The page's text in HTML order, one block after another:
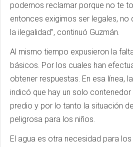
podemos reclamar porque no te
entonces exigimos ser legales, no
la ilegalidad”, continuó Guzmán.
Al mismo tiempo expusieron la
básicos. Por los cuales han
obtener respuestas. En esa línea,
indicó que hay un solo
predio y por lo tanto la situación
peligrosa para los niños.
El agua es otra necesidad para